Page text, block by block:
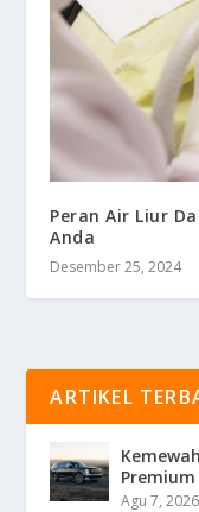
Peran Air Liur
Anda
Desember 25, 2024
ARTIKEL
Agu 7, 2026